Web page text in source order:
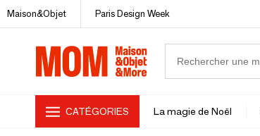
Maison&Objet Paris Design Week
CATÉGORIES La magie de Noël